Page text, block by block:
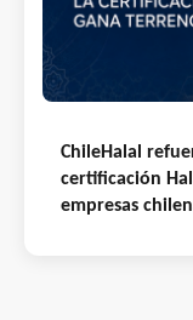
ChileHalal
certificación
empresas